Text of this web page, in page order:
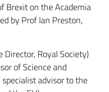
Brexit on the Academia
by Prof Ian Preston,
Director, Royal Society)
of Science and
advisor to the